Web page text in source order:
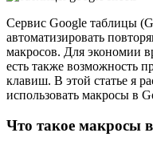
Сервис Google таблицы
автоматизировать
макросов. Для экономии
есть также возможность
клавиш. В этой статье я
использовать макросы в
Что такое макросы